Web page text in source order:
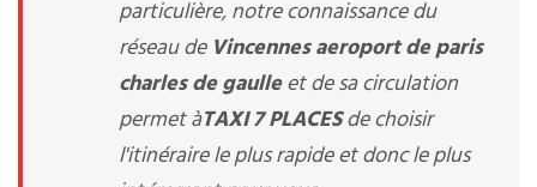
particulière, notre connaissance du
réseau de Vincennes aeroport de paris
charles de gaulleet de sa circulation
permet àTAXI 7 PLACESde choisir
l'itinéraire le plus rapide et donc le plus